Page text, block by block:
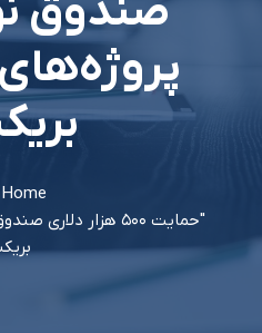
صندوق
پروژه‌های
Home
"حمایت ۵۰۰ هزار